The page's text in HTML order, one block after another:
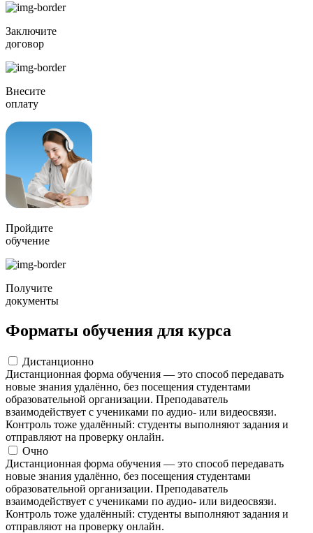
Заключите
договор
Внесите
оплату
Пройдите
обучение
Получите
документы
Форматы обучения для курса
Дистанционно
Дистанционная форма обучения — это способ передавать
новые знания удалённо, без посещения студентами
образовательной организации. Преподаватель
взаимодействует с учениками по аудио- или видеосвязи.
Контроль тоже удалённый: студенты выполняют задания и
отправляют на проверку онлайн.
Очно
Дистанционная форма обучения — это способ передавать
новые знания удалённо, без посещения студентами
образовательной организации. Преподаватель
взаимодействует с учениками по аудио- или видеосвязи.
Контроль тоже удалённый: студенты выполняют задания и
отправляют на проверку онлайн.